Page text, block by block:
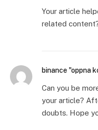
Your article
related
binance "oppna
Can you be
your article?
doubts. Hope